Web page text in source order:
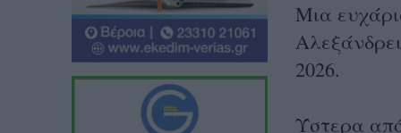
Μια
2026.
Ύστερα από